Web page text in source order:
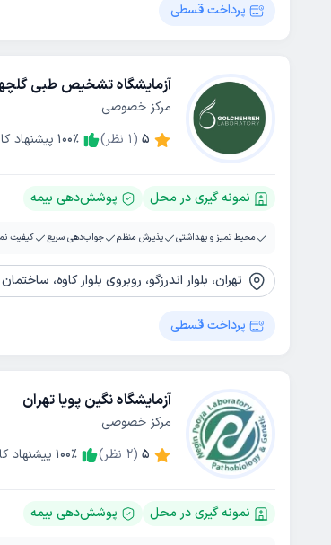
پرداخت قسطی
آزمایشگاه تشخیص طبی
مرکز خصوصی
5
(
1 نظر) 100٪ پیشنهاد
نمونه گیری در محل پوشش‌دهی بیمه
محیط تمیز و بهداشتی پذیرش منظم جواب‌دهی سریع کیفیت
تهران، بلوار اندرزگو، روبروی بلوار کاوه، ساختمان
پرداخت قسطی
آزمایشگاه نگین پویا تهران
مرکز خصوصی
5
(
2 نظر) 100٪ پیشنهاد
نمونه گیری در محل پوشش‌دهی بیمه